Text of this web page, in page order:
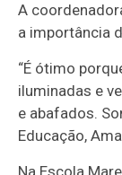
A
a importância
“É ótimo
iluminadas e
e abafados.
Educação,